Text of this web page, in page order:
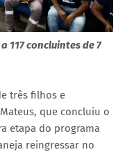
117 concluintes de 7
três filhos e
que concluiu o
etapa do programa
reingressar no